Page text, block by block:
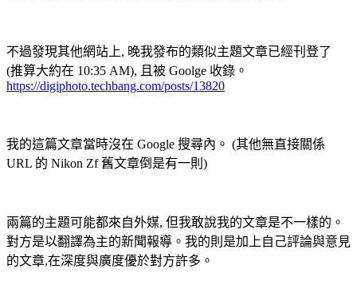
不過發現其他網站上, 晚我發布的類似主題文章已經刊登了
(推算大約在 10:35 AM), 且被 Goolge 收錄。
https://digiphoto.techbang.com/posts/13820
我的這篇文章當時沒在 Google 搜尋內。 (其他無直接關係
URL 的 Nikon Zf 舊文章倒是有一則)
兩篇的主題可能都來自外媒, 但我敢說我的文章是不一樣的。
對方是以翻譯為主的新聞報導。我的則是加上自己評論與意見
的文章,在深度與廣度優於對方許多。